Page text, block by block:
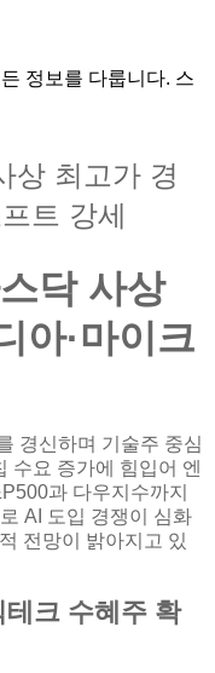
정보를 다룹니다. 스
상 최고가 경
트 강세
닥 사상
아·마이크
경신하며 기술주 중심
수요 증가에 힘입어 엔
과 다우지수까지
AI 도입 경쟁이 심화
전망이 밝아지고 있
크 수혜주 확